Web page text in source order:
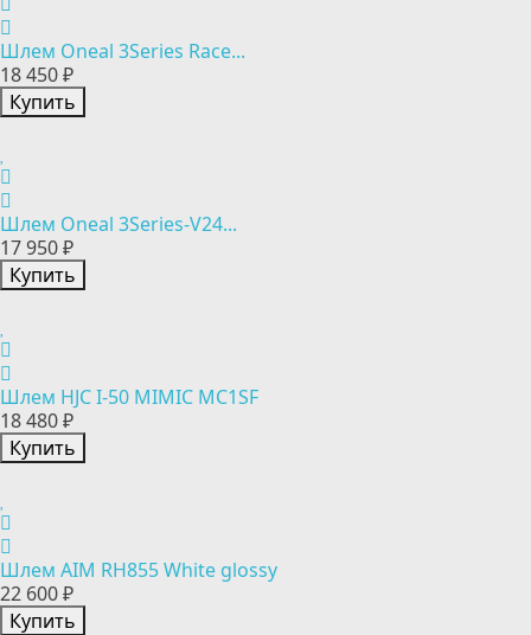
Шлем Oneal 3Series Race...
18 450 ₽
Купить
Шлем Oneal 3Series-V24...
17 950 ₽
Купить
Шлем HJC I-50 MIMIC MC1SF
18 480 ₽
Купить
Шлем AIM RH855 White glossy
22 600 ₽
Купить